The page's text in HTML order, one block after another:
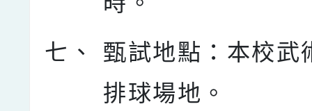
七、
甄試地點：本校武
排球場地。